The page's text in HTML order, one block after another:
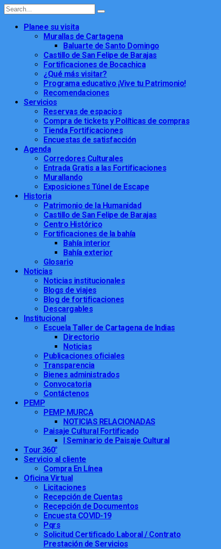
Planee su visita
Murallas de Cartagena
Baluarte de Santo Domingo
Castillo de San Felipe de Barajas
Fortificaciones de Bocachica
¿Qué más visitar?
Programa educativo ¡Vive tu Patrimonio!
Recomendaciones
Servicios
Reservas de espacios
Compra de tickets y Políticas de compras
Tienda Fortificaciones
Encuestas de satisfacción
Agenda
Corredores Culturales
Entrada Gratis a las Fortificaciones
Murallando
Exposiciones Túnel de Escape
Historia
Patrimonio de la Humanidad
Castillo de San Felipe de Barajas
Centro Histórico
Fortificaciones de la bahía
Bahía interior
Bahía exterior
Glosario
Noticias
Noticias institucionales
Blogs de viajes
Blog de fortificaciones
Descargables
Institucional
Escuela Taller de Cartagena de Indias
Directorio
Noticias
Publicaciones oficiales
Transparencia
Bienes administrados
Convocatoria
Contáctenos
PEMP
PEMP MURCA
NOTICIAS RELACIONADAS
Paisaje Cultural Fortificado
I Seminario de Paisaje Cultural
Tour 360°
Servicio al cliente
Compra En Línea
Oficina Virtual
Licitaciones
Recepción de Cuentas
Recepción de Documentos
Encuesta COVID-19
Pqrs
Solicitud Certificado Laboral / Contrato
Prestación de Servicios